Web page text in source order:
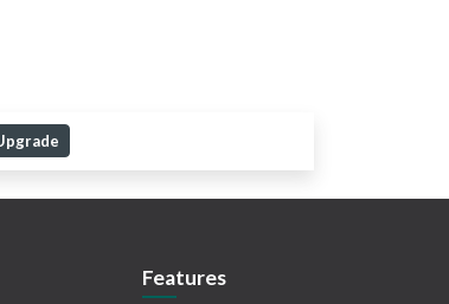
Features